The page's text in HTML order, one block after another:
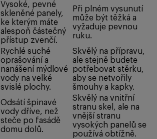
Vysoké, pevné
skleněné panely,
ke kterým máte
alespoň částečný
přístup zvenčí.
Při plném vysunutí
může být těžká a
vyžaduje pevnou
ruku.
Rychlé suché
oprašování a
nanášení mýdlové
vody na velké
svislé plochy.
Skvělý na přípravu,
ale stejně budete
potřebovat stěrku,
aby se netvořily
šmouhy a kapky.
Odsátí špinavé
vody dříve, než
steče po fasádě
domu dolů.
Skvělý na vnitřní
stranu skel, ale na
vnější stranu
vysokých panelů se
používá obtížně.